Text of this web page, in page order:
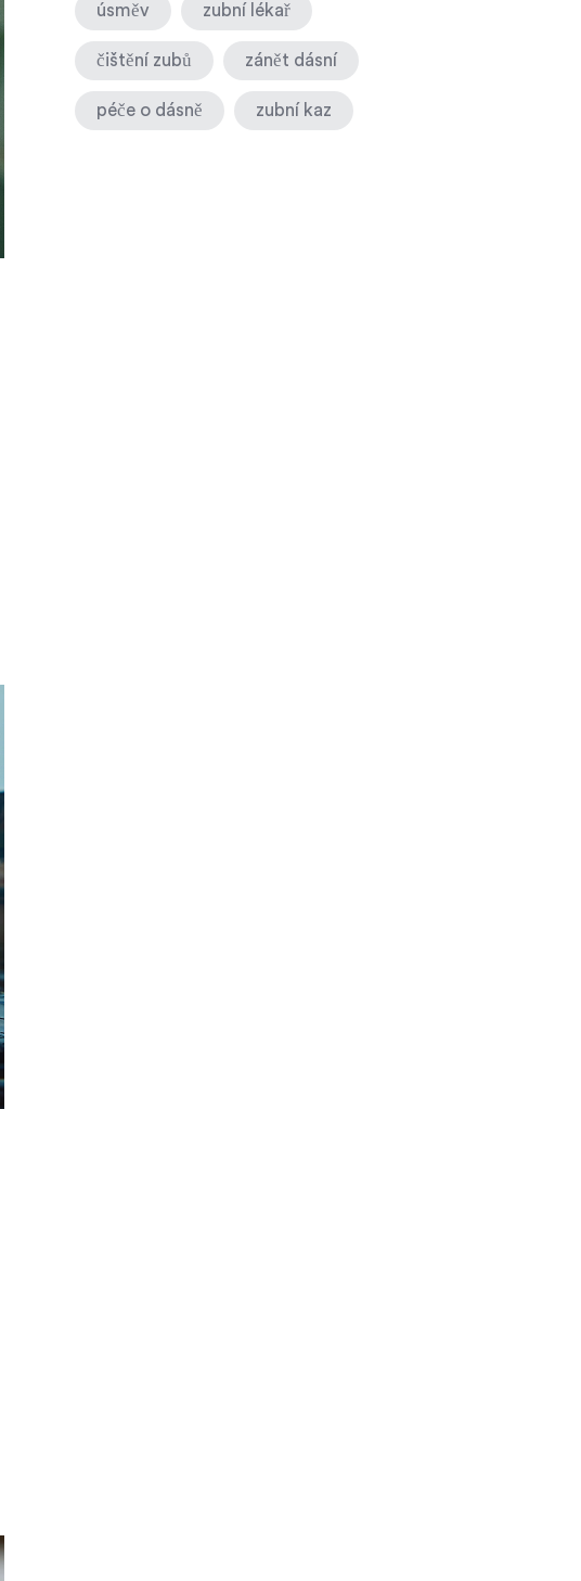
úsměv zubní lékař
čištění zubů zánět dásní
péče o dásně zubní kaz